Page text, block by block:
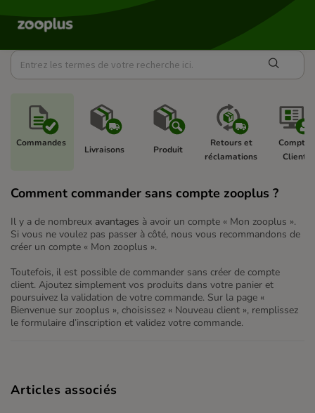
Commandes
Livraisons Produit
Retours et
réclamations
Compte
Client
Comment commander sans compte zooplus ?
Il y a de nombreux avantages à avoir un compte « Mon zooplus ».
Si vous ne voulez pas passer à côté, nous vous recommandons de
créer un compte « Mon zooplus ».
Toutefois, il est possible de commander sans créer de compte
client. Ajoutez simplement vos produits dans votre panier et
poursuivez la validation de votre commande. Sur la page «
Bienvenue sur zooplus », choisissez « Nouveau client », remplissez
le formulaire d’inscription et validez votre commande.
Articles associés